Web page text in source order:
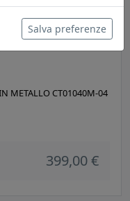
METALLO CT01040M-04
399,00 €
Salva preferenze